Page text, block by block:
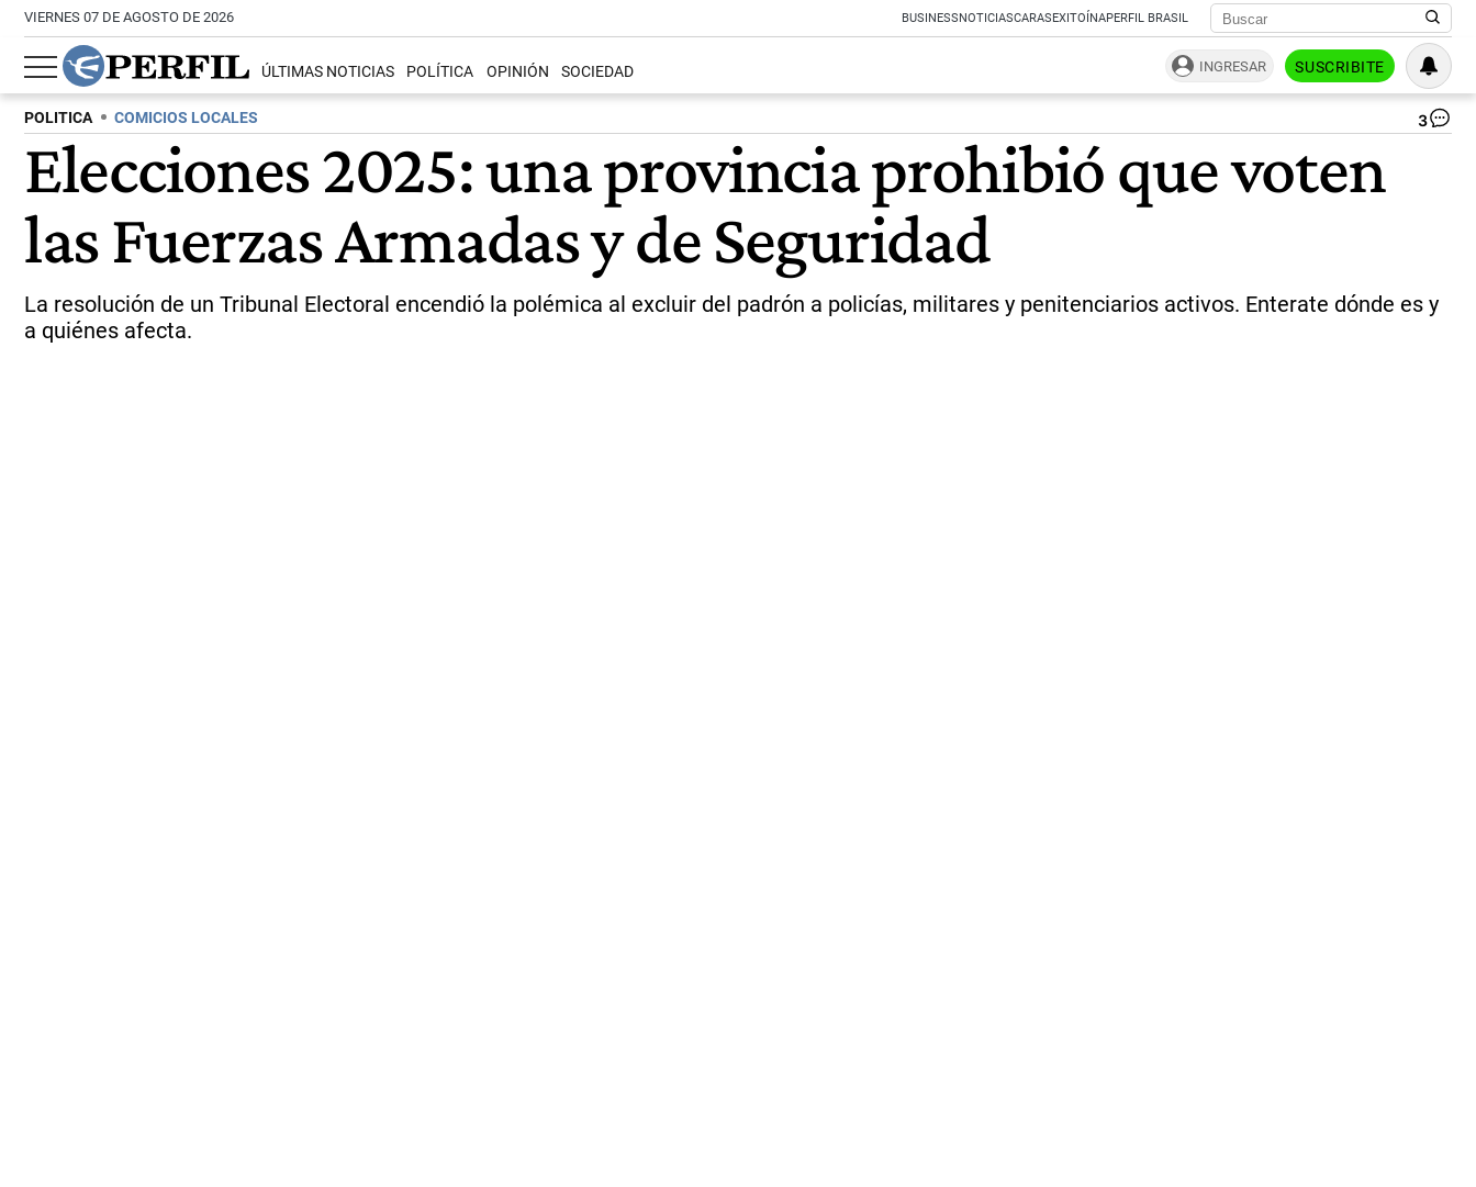
VIERNES 07 DE AGOSTO DE 2026 BUSINESSNOTICIASCARASEXITOÍNAPERFIL BRASIL
ÚLTIMAS NOTICIAS POLÍTICA OPINIÓN SOCIEDAD INGRESAR SUSCRIBITE
POLITICA COMICIOS LOCALES 3
Elecciones 2025: una provincia prohibió que voten
las Fuerzas Armadas y de Seguridad
La resolución de un Tribunal Electoral encendió la polémica al excluir del padrón a policías, militares y penitenciarios activos. Enterate dónde es y
a quiénes afecta.